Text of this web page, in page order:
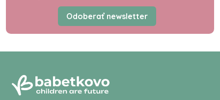
Odoberať newsletter